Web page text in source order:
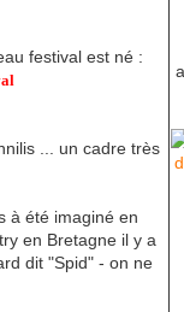
festival est né :
... un cadre très
à été imaginé en
en Bretagne il y a
dit "Spid" - on ne